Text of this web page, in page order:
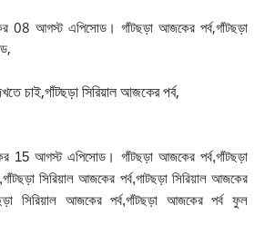
08 আগস্ট এপিসোড। গাঁটছড়া আজকের পর্ব,গাঁটছড়া
চাই,গাঁটছড়া সিরিয়াল আজকের পর্ব,
15 আগস্ট এপিসোড। গাঁটছড়া আজকের পর্ব,গাঁটছড়া
সিরিয়াল আজকের পর্ব,গাটছড়া সিরিয়াল আজকের
সিরিয়াল আজকের পর্ব,গাঁটছড়া আজকের পর্ব ফুল